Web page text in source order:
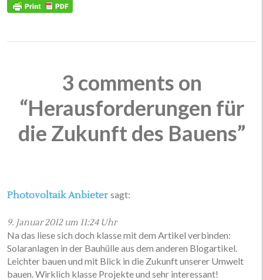
3 comments on
“Herausforderungen für
die Zukunft des Bauens”
Photovoltaik Anbieter sagt:
9. Januar 2012 um 11:24 Uhr
Na das liese sich doch klasse mit dem Artikel verbinden:
Solaranlagen in der Bauhülle aus dem anderen Blogartikel.
Leichter bauen und mit Blick in die Zukunft unserer Umwelt
bauen. Wirklich klasse Projekte und sehr interessant!